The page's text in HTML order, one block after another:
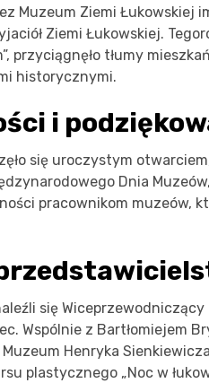
Muzeum Ziemi Łukowskiej
Ziemi Łukowskiej.
przyciągnęło tłumy
historycznymi.
i
się uroczystym
Dnia
pracownikom muzeów,
się
Wspólnie z Bartłomiejem
Henryka
plastycznego „Noc w